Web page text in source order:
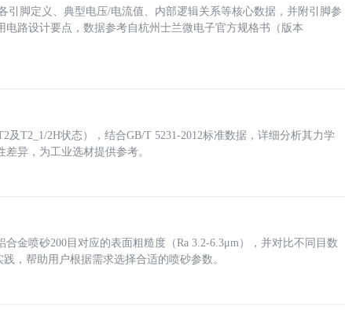
引脚定义、典型电压/电流值、内部逻辑关系等核心数据，并附引脚参
路设计要点，数据参考自杭州士兰微电子官方规格书（版本
T2_1/2H状态），结合GB/T 5231-2012标准数据，详细分析其力学
异，为工业选材提供参考。
金喷砂200目对应的表面粗糙度（Ra 3.2-6.3μm），并对比不同目数
，帮助用户根据需求选择合适的喷砂参数。